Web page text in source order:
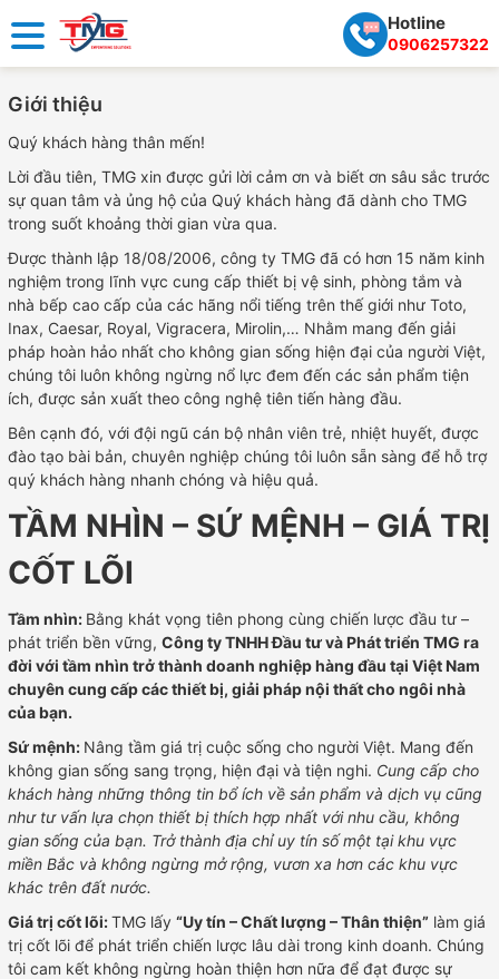
Hotline
0906257322
Giới thiệu
Quý khách hàng thân mến!
Lời đầu tiên, TMG xin được gửi lời cảm ơn và biết ơn sâu sắc trước
sự quan tâm và ủng hộ của Quý khách hàng đã dành cho TMG
trong suốt khoảng thời gian vừa qua.
Được thành lập 18/08/2006, công ty TMG đã có hơn 15 năm kinh
nghiệm trong lĩnh vực cung cấp thiết bị vệ sinh, phòng tắm và
nhà bếp cao cấp của các hãng nổi tiếng trên thế giới như Toto,
Inax, Caesar, Royal, Vigracera, Mirolin,… Nhằm mang đến giải
pháp hoàn hảo nhất cho không gian sống hiện đại của người Việt,
chúng tôi luôn không ngừng nổ lực đem đến các sản phẩm tiện
ích, được sản xuất theo công nghệ tiên tiến hàng đầu.
Bên cạnh đó, với đội ngũ cán bộ nhân viên trẻ, nhiệt huyết, được
đào tạo bài bản, chuyên nghiệp chúng tôi luôn sẵn sàng để hỗ trợ
quý khách hàng nhanh chóng và hiệu quả.
TẦM NHÌN – SỨ MỆNH – GIÁ TRỊ
CỐT LÕI
Tầm nhìn: Bằng khát vọng tiên phong cùng chiến lược đầu tư –
phát triển bền vững, Công ty TNHH Đầu tư và Phát triển TMG ra
đời với tầm nhìn trở thành doanh nghiệp hàng đầu tại Việt Nam
chuyên cung cấp các thiết bị, giải pháp nội thất cho ngôi nhà
của bạn.
Sứ mệnh: Nâng tầm giá trị cuộc sống cho người Việt. Mang đến
không gian sống sang trọng, hiện đại và tiện nghi. Cung cấp cho
khách hàng những thông tin bổ ích về sản phẩm và dịch vụ cũng
như tư vấn lựa chọn thiết bị thích hợp nhất với nhu cầu, không
gian sống của bạn. Trở thành địa chỉ uy tín số một tại khu vực
miền Bắc và không ngừng mở rộng, vươn xa hơn các khu vực
khác trên đất nước.
Giá trị cốt lõi:TMG lấy “Uy tín – Chất lượng – Thân thiện” làm giá
trị cốt lõi để phát triển chiến lược lâu dài trong kinh doanh. Chúng
tôi cam kết không ngừng hoàn thiện hơn nữa để đạt được sự